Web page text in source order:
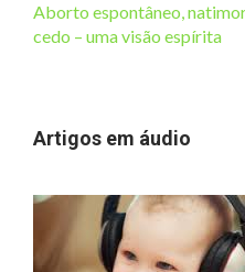
Aborto espontâneo,
cedo – uma visão espírita
Artigos em áudio